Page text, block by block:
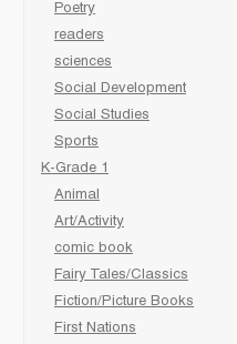
Poetry
readers
sciences
Social Development
Social Studies
Sports
K-Grade 1
Animal
Art/Activity
comic book
Fairy Tales/Classics
Fiction/Picture Books
First Nations